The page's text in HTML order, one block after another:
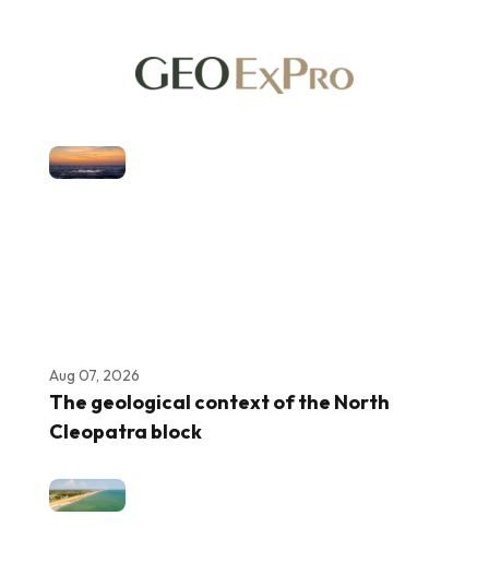
Aug 07, 2026
The geological context of the North
Cleopatra block